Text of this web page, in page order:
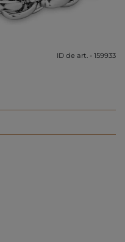
ID de art. - 159933